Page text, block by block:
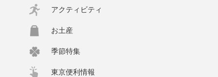
アクティビティ
お土産
季節特集
東京便利情報